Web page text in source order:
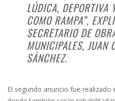
LÚDICA, DEPORTIVA
COMO RAMPA”,
SECRETARIO DE
MUNICIPALES, JUAN
SÁNCHEZ.
El segundo anuncio fue realizado